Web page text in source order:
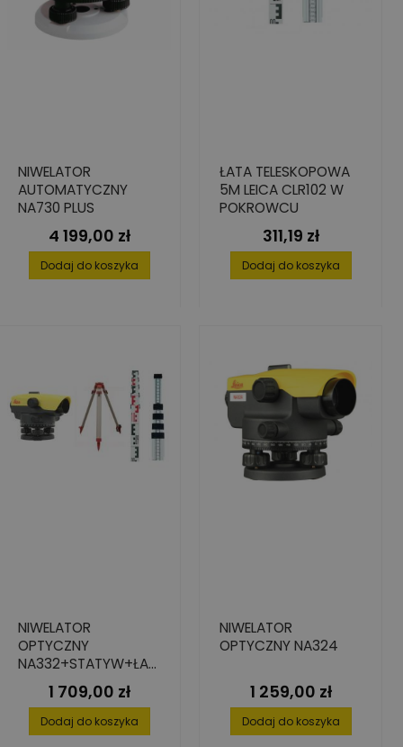
NIWELATOR
AUTOMATYCZNY
NA730 PLUS
Cena
4 199,00 zł
Dodaj do koszyka
ŁATA TELESKOPOWA
5M LEICA CLR102 W
POKROWCU
Cena
311,19 zł
Dodaj do koszyka
NIWELATOR
OPTYCZNY
NA332+STATYW+ŁAT
A 5MCena
1 709,00 zł
Dodaj do koszyka
NIWELATOR
OPTYCZNY NA324
Cena
1 259,00 zł
Dodaj do koszyka